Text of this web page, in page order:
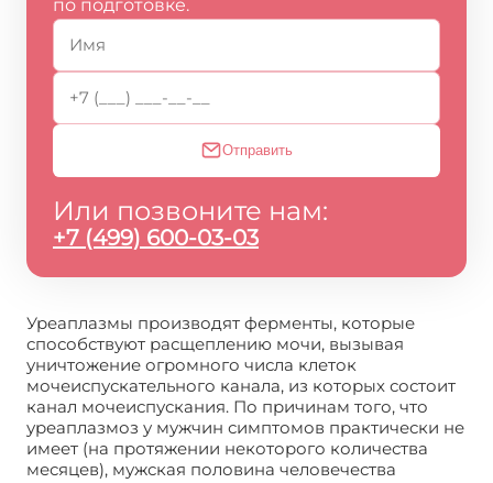
по подготовке.
Отправить
Или позвоните нам:
+7 (499) 600-03-03
Уреаплазмы производят ферменты, которые
способствуют расщеплению мочи, вызывая
уничтожение огромного числа клеток
мочеиспускательного канала, из которых состоит
канал мочеиспускания. По причинам того, что
уреаплазмоз у мужчин симптомов практически не
имеет (на протяжении некоторого количества
месяцев), мужская половина человечества